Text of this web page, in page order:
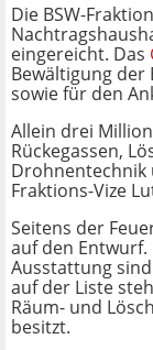
Die BSW-
eingereicht. Das
Bewältigung
sowie für den
Allein drei
Rückegassen,
Drohnentechnik
Fraktions-Vize
Seitens der
auf den Entwurf.
Ausstattung
auf der Liste
Räum- und
besitzt.